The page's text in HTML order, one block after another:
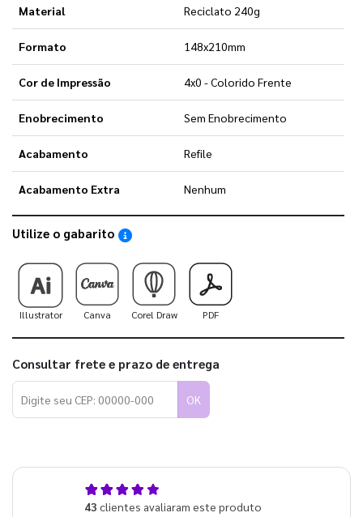
Material Reciclato 240g
Formato 148x210mm
Cor de Impressão 4x0 - Colorido Frente
Enobrecimento Sem Enobrecimento
Acabamento Refile
Acabamento Extra Nenhum
Utilize o gabarito Saiba como utilizar os nossos gabaritos
Illustrator Canva Corel Draw PDF
Consultar frete e prazo de entrega
OK
43 clientes avaliaram este produto